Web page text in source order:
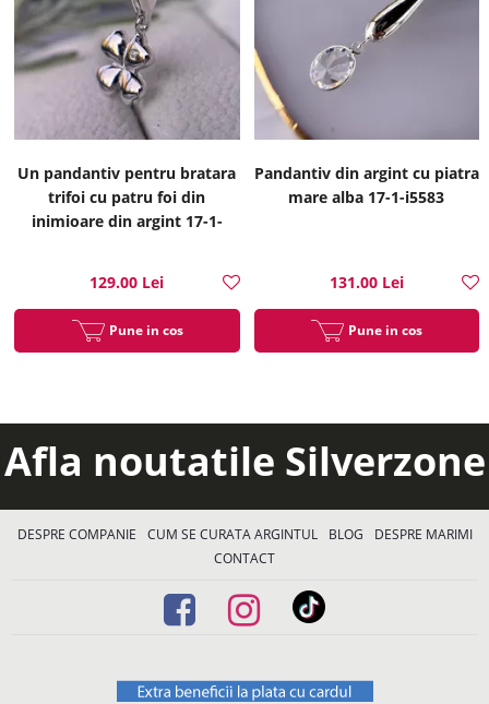
Un pandantiv pentru bratara
trifoi cu patru foi din
inimioare din argint 17-1-
129.00 Lei
Pune in cos
Pandantiv din argint cu piatra
mare alba 17-1-i5583
131.00 Lei
Pune in cos
Afla noutatile Silverzone
DESPRE COMPANIE CUM SE CURATA ARGINTUL BLOG
DESPRE MARIMI
CONTACT